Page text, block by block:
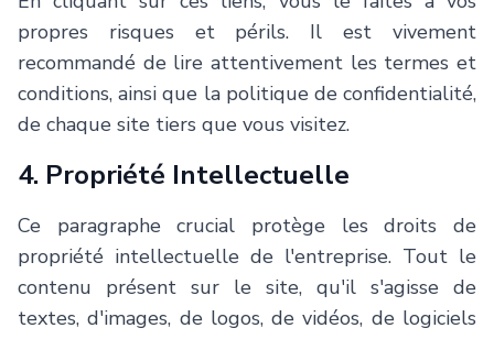
propres risques et périls. Il est vivement
recommandé de lire attentivement les termes et
conditions, ainsi que la politique de confidentialité,
de chaque site tiers que vous visitez.
4. Propriété Intellectuelle
Ce paragraphe crucial protège les droits de
propriété intellectuelle de l'entreprise. Tout le
contenu présent sur le site, qu'il s'agisse de
textes, d'images, de logos, de vidéos, de logiciels